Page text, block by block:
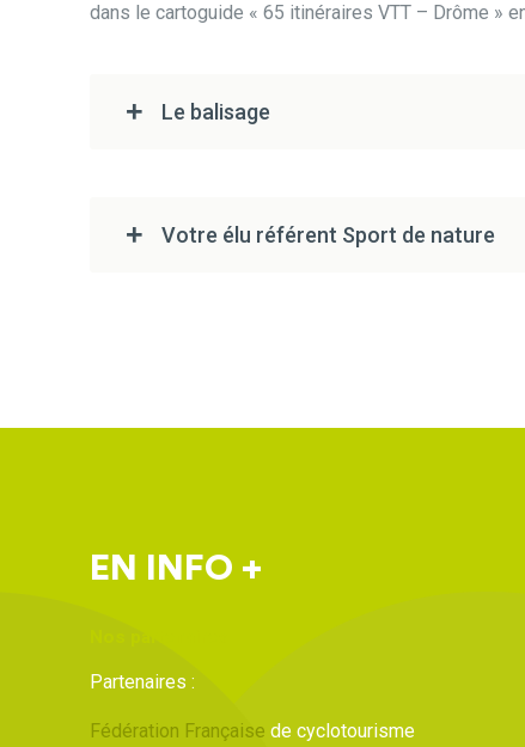
dans le cartoguide « 65 itinéraires VTT – Drôme »
Le balisage
Votre élu référent Sport de nature
EN INFO +
Partenaires :
Fédération Française de cyclotourisme